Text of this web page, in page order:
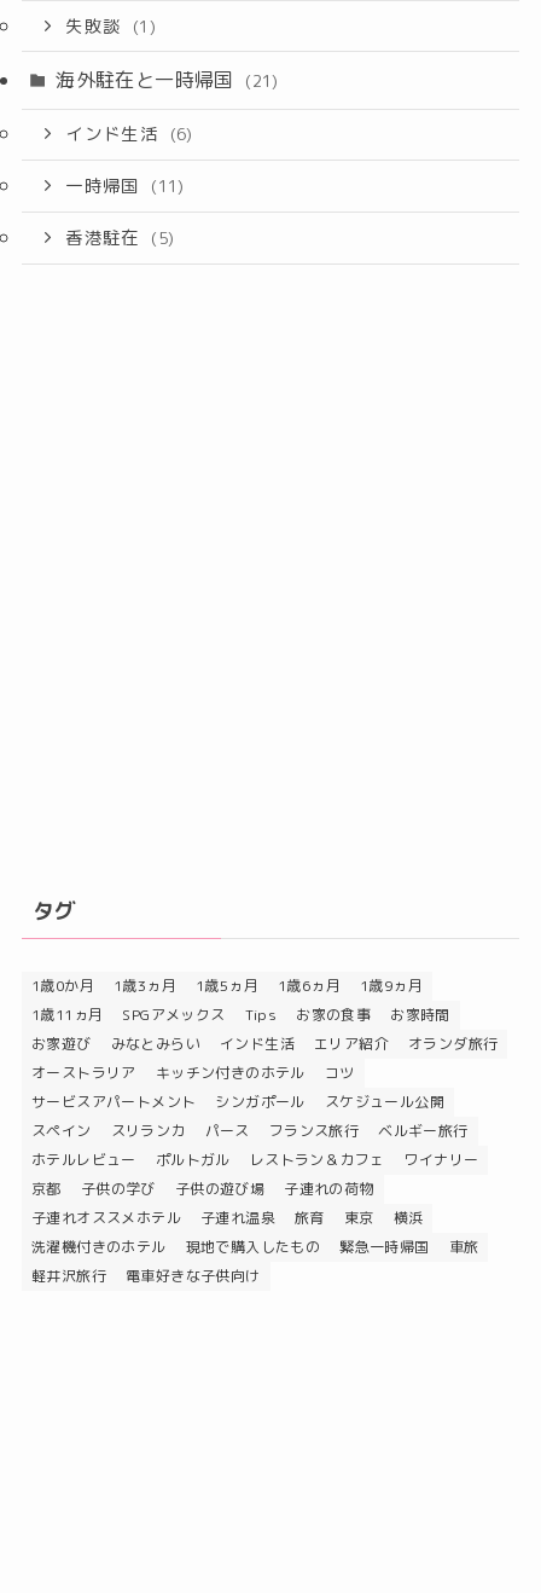
失敗談 (1)
海外駐在と一時帰国 (21)
インド生活 (6)
一時帰国 (11)
香港駐在 (5)
タグ
1歳0か月 1歳3ヵ月 1歳5ヵ月 1歳6ヵ月
1歳9ヵ月
1歳11ヵ月
SPGアメックス Tips お家の食事
お家時間
お家遊び
みなとみらい インド生活 エリア紹介
オランダ旅行
オーストラリア
キッチン付きのホテル
コツ
サービスアパートメント
シンガポール
スケジュール公開
スペイン
スリランカ パース フランス旅行
ベルギー旅行
ホテルレビュー
ポルトガル レストラン＆カフェ
ワイナリー
京都
子供の学び 子供の遊び場
子連れの荷物
子連れオススメホテル
子連れ温泉 旅育 東京
横浜
洗濯機付きのホテル
現地で購入したもの 緊急一時帰国
車旅
軽井沢旅行
電車好きな子供向け